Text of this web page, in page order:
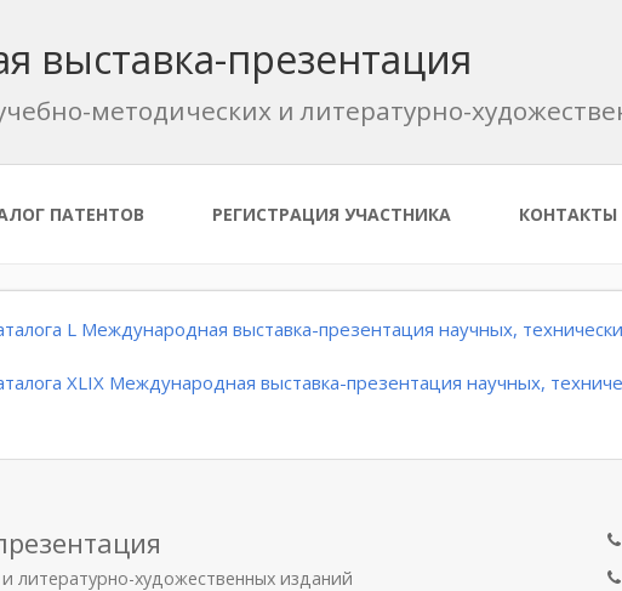
выставка-презентация
методических и литературно-
ПАТЕНТОВ РЕГИСТРАЦИЯ УЧАСТНИКА КОНТАКТЫ
L Международная выставка-презентация научных,
XLIX Международная выставка-презентация научных,
литературно-художественных изданий